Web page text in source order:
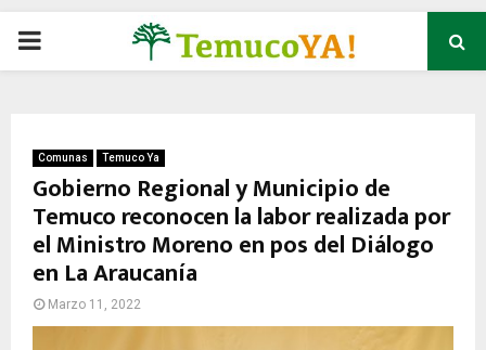
P
M
A
R
Comunas Temuco Ya
Gobierno Regional y Municipio de
Temuco reconocen la labor realizada por
el Ministro Moreno en pos del Diálogo
en La Araucanía
Marzo 11, 2022